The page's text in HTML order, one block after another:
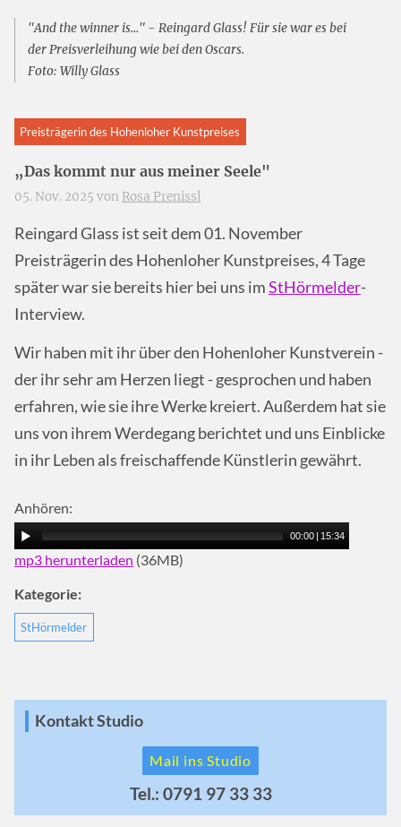
"And the winner is..." - Reingard Glass! Für sie war es bei
der Preisverleihung wie bei den Oscars.
Foto: Willy Glass
Preisträgerin des Hohenloher Kunstpreises
„Das kommt nur aus meiner Seele"
05. Nov. 2025 von Rosa Prenissl
Reingard Glass ist seit dem 01. November
Preisträgerin des Hohenloher Kunstpreises, 4 Tage
später war sie bereits hier bei uns imStHörmelder-
Interview.
Wir haben mit ihr über den Hohenloher Kunstverein -
der ihr sehr am Herzen liegt - gesprochen und haben
erfahren, wie sie ihre Werke kreiert. Außerdem hat sie
uns von ihrem Werdegang berichtet und uns Einblicke
in ihr Leben als freischaffende Künstlerin gewährt.
Anhören:
00:00 15:34
mp3 herunterladen (36MB)
Kategorie:
StHörmelder
Kontakt Studio
Mail ins Studio
Tel.: 0791 97 33 33